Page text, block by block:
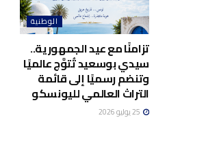
الوطنية
تزامنًا مع عيد الجمهورية..
سيدي بوسعيد تُتوَّج عالميًا
وتنضم رسميًا إلى قائمة
التراث العالمي لليونسكو